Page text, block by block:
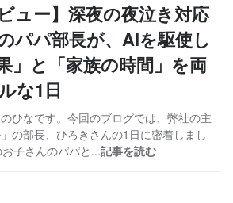
ュー】深夜の夜泣き対応
パパ部長が、AIを駆使し
」と「家族の時間」を両
な1日
ひなです。今回のブログでは、弊社の主
の部長、ひろきさんの1日に密着しまし
子さんのパパと...記事を読む